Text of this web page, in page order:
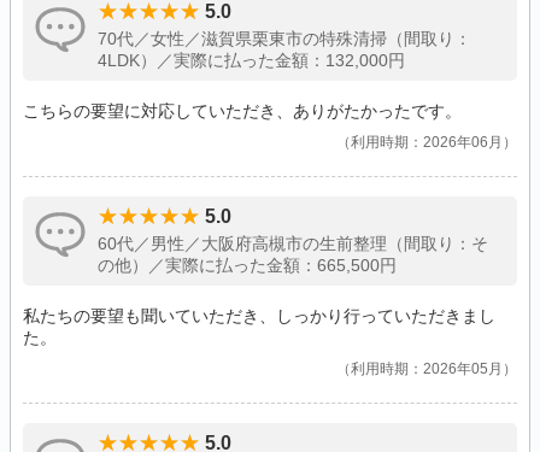
5.0
70代／女性／滋賀県栗東市の特殊清掃（間取り：
4LDK）／実際に払った金額：132,000円
こちらの要望に対応していただき、ありがたかったです。
利用時期：2026年06月
5.0
60代／男性／大阪府高槻市の生前整理（間取り：そ
の他）／実際に払った金額：665,500円
私たちの要望も聞いていただき、しっかり行っていただきまし
た。
利用時期：2026年05月
5.0